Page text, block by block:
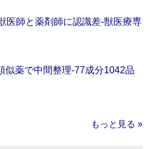
医師と薬剤師に認識差‐獣医療専
似薬で中間整理‐77成分1042品
もっと見る »